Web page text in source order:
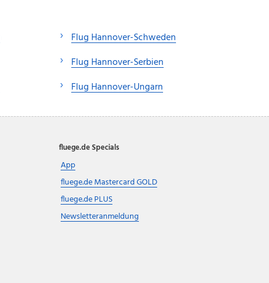
Flug Hannover-Schweden
Flug Hannover-Serbien
Flug Hannover-Ungarn